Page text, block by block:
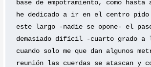
base de empotramiento, como hasta
he dedicado a ir en el centro pido
este largo -nadie se opone- el
demasiado difícil -cuarto grado a
cuando solo me que dan algunos
reunión las cuerdas se atascan y